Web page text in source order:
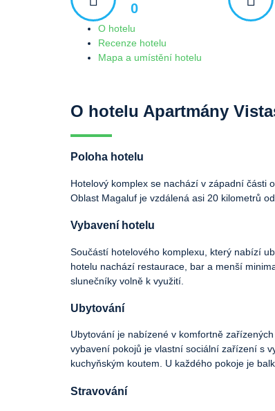
0
O hotelu
Recenze hotelu
Mapa a umístění hotelu
O hotelu Apartmány
Poloha hotelu
Hotelový komplex se nachází v západní části
Oblast Magaluf je vzdálená asi 20 kilometrů
Vybavení hotelu
Součástí hotelového komplexu, který nabízí
hotelu nachází restaurace, bar a menší
slunečníky volně k využití.
Ubytování
Ubytování je nabízené v komfortně
vybavení pokojů je vlastní sociální zařízení s
kuchyňským koutem. U každého pokoje je
Stravování